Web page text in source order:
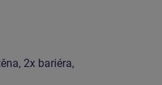
2x bariéra,